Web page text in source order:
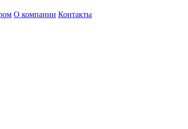
О компании Контакты